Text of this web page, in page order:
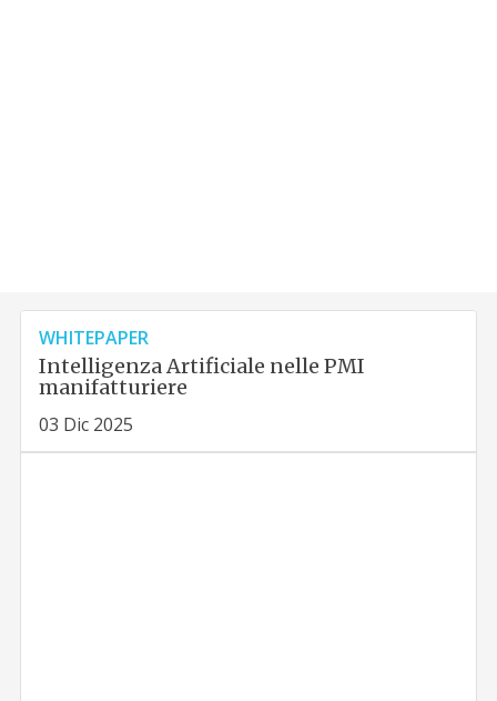
WHITEPAPER
Intelligenza Artificiale nelle PMI
manifatturiere
03 Dic 2025